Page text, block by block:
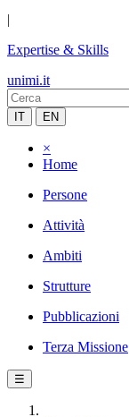
|
Expertise & Skills
unimi.it
IT EN
×
Home
Persone
Attività
Ambiti
Strutture
Pubblicazioni
Terza Missione
☰